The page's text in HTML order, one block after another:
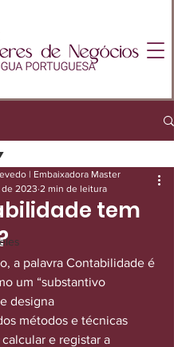
tem
| Embaixadora Master
2023 2 min de leitura
a palavra Contabilidade é
um “substantivo
designa
métodos e técnicas
calcular e registar a